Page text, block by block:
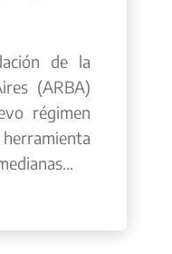
de la
(ARBA)
régimen